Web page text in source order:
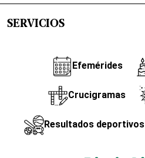
SERVICIOS
Efemérides
Crucigramas
Resultados deportivos